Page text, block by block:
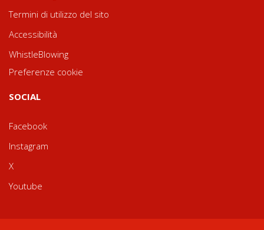
Termini di utilizzo del sito
Accessibilità
WhistleBlowing
Preferenze cookie
SOCIAL
Facebook
Instagram
X
Youtube